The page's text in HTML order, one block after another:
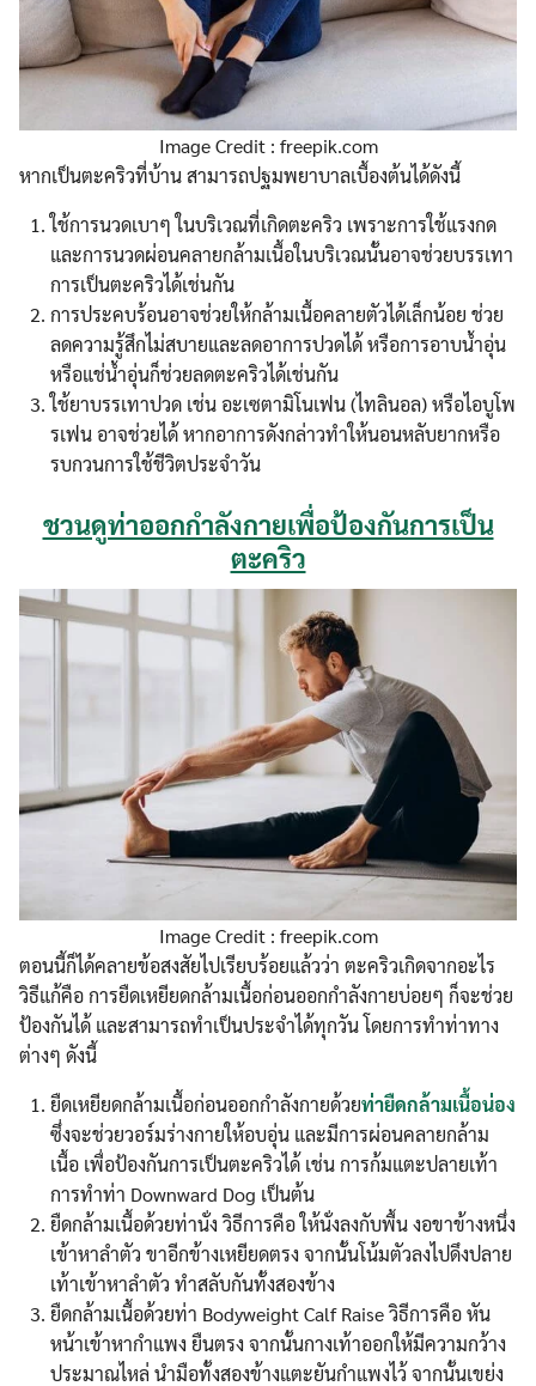
Image Credit : freepik.com
หากเป็นตะคริวที่บ้าน สามารถปฐมพยาบาลเบื้องต้นได้ดังนี้
ใช้การนวดเบาๆ ในบริเวณที่เกิดตะคริว เพราะการใช้แรงกด
และการนวดผ่อนคลายกล้ามเนื้อในบริเวณนั้นอาจช่วยบรรเทา
การเป็นตะคริวได้เช่นกัน
การประคบร้อนอาจช่วยให้กล้ามเนื้อคลายตัวได้เล็กน้อย ช่วย
ลดความรู้สึกไม่สบายและลดอาการปวดได้ หรือการอาบน้ำอุ่น
หรือแช่น้ำอุ่นก็ช่วยลดตะคริวได้เช่นกัน
ใช้ยาบรรเทาปวด เช่น อะเซตามิโนเฟน (ไทลินอล) หรือไอบูโพ
รเฟน อาจช่วยได้ หากอาการดังกล่าวทำให้นอนหลับยากหรือ
รบกวนการใช้ชีวิตประจำวัน
ชวนดูท่าออกกำลังกายเพื่อป้องกันการเป็น
ตะคริว
Image Credit : freepik.com
ตอนนี้ก็ได้คลายข้อสงสัยไปเรียบร้อยแล้วว่า ตะคริวเกิดจากอะไร
วิธีแก้คือ การยืดเหยียดกล้ามเนื้อก่อนออกกำลังกายบ่อยๆ ก็จะช่วย
ป้องกันได้ และสามารถทำเป็นประจำได้ทุกวัน โดยการทำท่าทาง
ต่างๆ ดังนี้
ยืดเหยียดกล้ามเนื้อก่อนออกกำลังกายด้วยท่ายืดกล้ามเนื้อน่อง
ซึ่งจะช่วยวอร์มร่างกายให้อบอุ่น และมีการผ่อนคลายกล้าม
เนื้อ เพื่อป้องกันการเป็นตะคริวได้ เช่น การก้มแตะปลายเท้า
การทำท่า Downward Dog เป็นต้น
ยืดกล้ามเนื้อด้วยท่านั่ง วิธีการคือ ให้นั่งลงกับพื้น งอขาข้างหนึ่ง
เข้าหาลำตัว ขาอีกข้างเหยียดตรง จากนั้นโน้มตัวลงไปดึงปลาย
เท้าเข้าหาลำตัว ทำสลับกันทั้งสองข้าง
ยืดกล้ามเนื้อด้วยท่า Bodyweight Calf Raise วิธีการคือ หัน
หน้าเข้าหากำแพง ยืนตรง จากนั้นกางเท้าออกให้มีความกว้าง
ประมาณไหล่ นำมือทั้งสองข้างแตะยันกำแพงไว้ จากนั้นเขย่ง